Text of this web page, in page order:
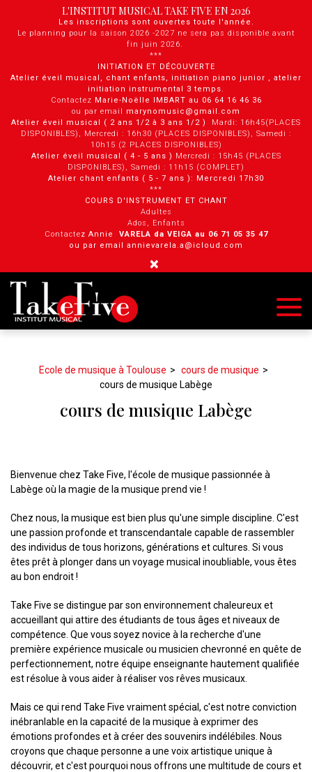
L'INSTITUT MUSICAL TAKE FIVE EN 2026
Les inscriptions sont ouvertes toute l'année.
Le planning pour la saison 2026 -2027 ne sera pas disponible avant
fin juin 2026.
***
INITIATION ET DÉCOUVERTE
Atelier éveil musical, chant enfants, initiation piano junior , atelier
initiation instrumental 3 temps.
Contactez Marie-Noëlle IMBART au 06 64 16 46 36
ou par email marynomusic@gmail.com
Atelier éveil musical ( 2 ans 1/2 à 3 ans 1/2 ) Mardi: 16h45(PLACES
DISPONIBLES), Mercredi : 16h30 (PLACES DISPONIBLES), Samedi :
10h15 (2 PLACES DISPONIBLES)
Atelier éveil musical ( 4 - 5 ans ) Mercredi : 15h45 (PLACES
DISPONIBLES), Samedi : 11h15 (COMPLET)
Atelier chant enfants ( 5 - 7 ans ): Mercredi 17h30
***
COURS D'INSTRUMENT ET CHANT
Adultes
Ados, Enfants
Contactez Annie VARELA da VEIGA au 0 6 71 05 35 47
ou par email annievarela.a@icloud.com
×
Ecole de musique à Toulouse
cours de musique
cours de musique Labège
cours de musique Labège
Bienvenue chez Take Five, l'école de musique passionnée à
Labège où la magie de la musique prend vie !
Chez nous, la musique est bien plus qu'une simple discipline. C'est
une passion profonde et transcendantale capable de rassembler
des individus de tous horizons, générations et cultures. Si vous
êtes prêt à plonger dans un voyage musical inoubliable, vous êtes
au bon endroit !
Take Five se distingue par son environnement chaleureux et
accueillant qui attire des étudiants de tous âges et niveaux de
compétence. Que vous soyez novice à la recherche d'une
première expérience musicale ou musicien chevronné en quête de
perfectionnement, notre équipe enseignante hautement qualifiée
est résolue à vous aider à réaliser vos rêves musicaux.
Mais ce qui rend Take Five vraiment spécial, c'est notre conviction
inébranlable en la capacité de la musique à exprimer des
émotions profondes et à créer des souvenirs indélébiles. Nous
croyons que chaque personne a une voix artistique unique à
découvrir, et c'est pourquoi nous offrons une multitude de cours et
Panneau de gestion des cookies